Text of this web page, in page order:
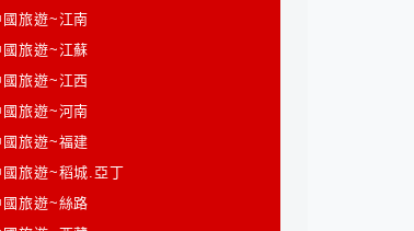
國旅遊~江南
國旅遊~江蘇
國旅遊~江西
國旅遊~河南
國旅遊~福建
國旅遊~稻城.亞丁
國旅遊~絲路